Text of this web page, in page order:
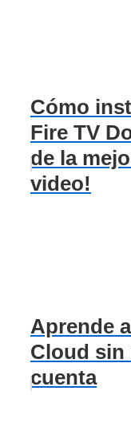
Cómo
Fire TV
de la
video!
Aprende
Cloud sin
cuenta